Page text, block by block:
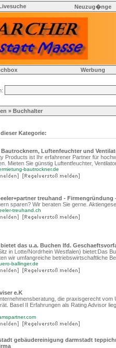
Neuzug�nge
Werbung
» Buchhalter
Kategorie:
Luftenfeuchter und
Products ist Ihr erfahrener Partner für
Mieten Sie günstig Luftentfeuchter,
bautrockner.de
treuhand -
sparen? Wir beraten Sie gerne.
treuhand.ch
das u.a. Buchen lfd.
in Lotte/Nordrhein Westfalen) bietet:Das
wir umfangreiche betriebswirtschaftliche
ballinger.de
e.K
die praxisgerecht
Basel II Erfahrungen als Rating Advisor
gebäudereinigung darmstadt